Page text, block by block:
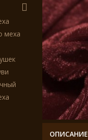
ОПИСАНИЕ
меха